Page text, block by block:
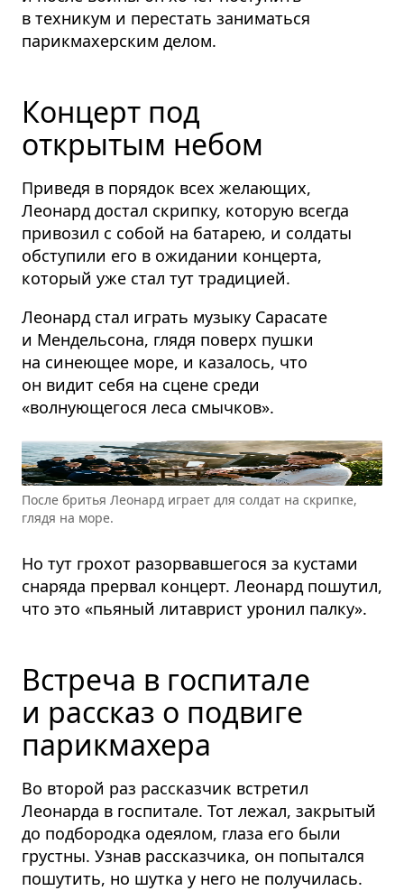
в техникум и перестать заниматься
парикмахерским делом.
Концерт под
открытым небом
Приведя в порядок всех желающих,
Леонард достал скрипку, которую всегда
привозил с собой на батарею, и солдаты
обступили его в ожидании концерта,
который уже стал тут традицией.
Леонард стал играть музыку Сарасате
и Мендельсона, глядя поверх пушки
на синеющее море, и казалось, что
он видит себя на сцене среди
«волнующегося леса смычков».
После бри­тья Лео­нард играет для сол­дат на скрипке,
глядя на море.
Но тут грохот разорвавшегося за кустами
снаряда прервал концерт. Леонард пошутил,
что это «пьяный литаврист уронил палку».
Встреча в госпитале
и рассказ о подвиге
парикмахера
Во второй раз рассказчик встретил
Леонарда в госпитале. Тот лежал, закрытый
до подбородка одеялом, глаза его были
грустны. Узнав рассказчика, он попытался
пошутить, но шутка у него не получилась.